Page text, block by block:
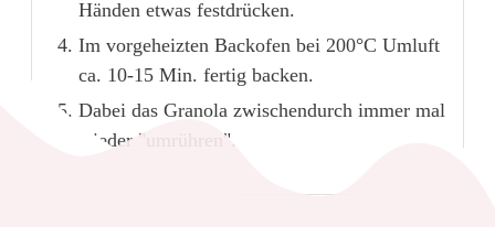
Händen etwas festdrücken.
Im vorgeheizten Backofen bei 200°C Umluft
ca. 10-15 Min. fertig backen.
Dabei das Granola zwischendurch immer mal
wieder "umrühren".